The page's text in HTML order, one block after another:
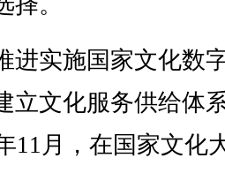
实施国家文化数
立文化服务供给体
11月，在国家文化